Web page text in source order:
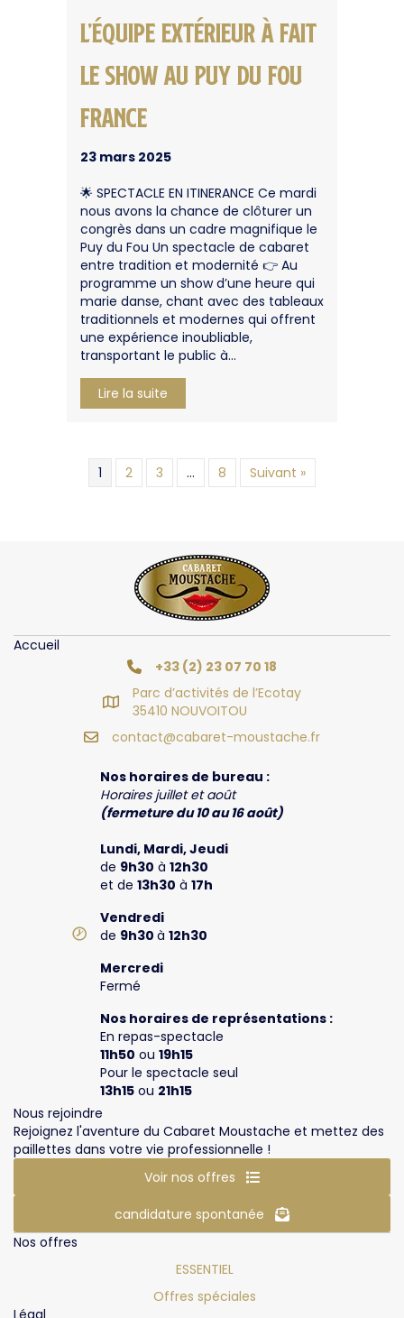
L’équipe extérieur à fait
le show au Puy du Fou
France
23 mars 2025
🌟 SPECTACLE EN ITINERANCE Ce mardi
nous avons la chance de clôturer un
congrès dans un cadre magnifique le
Puy du Fou Un spectacle de cabaret
entre tradition et modernité 👉 Au
programme un show d’une heure qui
marie danse, chant avec des tableaux
traditionnels et modernes qui offrent
une expérience inoubliable,
transportant le public à…
Lire la suite
1 2 3 … 8 Suivant »
Accueil
+33 (2) 23 07 70 18
Parc d’activités de l’Ecotay
35410 NOUVOITOU
contact@cabaret-moustache.fr
Nos horaires de bureau :
Horaires juillet et août
(fermeture du 10 au 16 août)
Lundi, Mardi, Jeudi
de 9h30 à 12h30
et de 13h30 à 17h
Vendredi
de 9h30 à 12h30
Mercredi
Fermé
Nos horaires de représentations :
En repas-spectacle
11h50 ou 19h15
Pour le spectacle seul
13h15ou 21h15
Nous rejoindre
Rejoignez l'aventure du Cabaret Moustache et mettez des
paillettes dans votre vie professionnelle !
Voir nos offres
candidature spontanée
Nos offres
ESSENTIEL
Offres spéciales
Légal